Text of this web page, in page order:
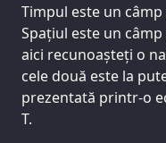
Timpul este un
Spațiul este un
aici recunoașteți o
cele două este la
prezentată printr-o
T.